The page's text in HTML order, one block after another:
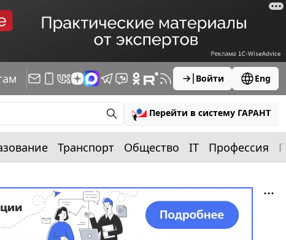
Войти Eng
Перейти в систему ГАРАНТ
Транспорт Общество IT Профессия